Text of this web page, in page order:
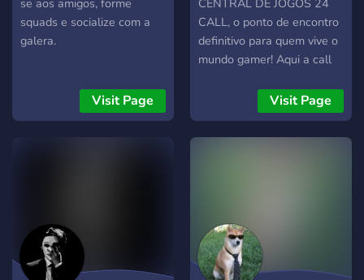
se aos amigos, forme
squads e socialize com a
galera.
Visit Page
CENTRAL DE JOGOS 24
CALL, o ponto de encontro
definitivo para quem vive o
mundo gamer! Aqui a call
jogar, trocar ideias, montar
squad, competir ou só
resenhar. 💥 O que você
amizades • Eventos,
partidas e muita zoeira •
Respeito, diversão e
Visit Page